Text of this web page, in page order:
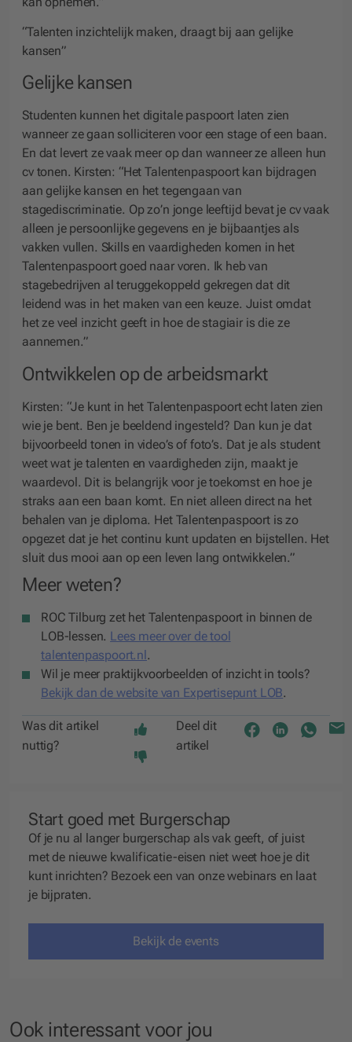
“Talenten inzichtelijk maken, draagt bij aan gelijke
kansen”
Gelijke kansen
Studenten kunnen het digitale paspoort laten zien
wanneer ze gaan solliciteren voor een stage of een baan.
En dat levert ze vaak meer op dan wanneer ze alleen hun
cv tonen. Kirsten: “Het Talentenpaspoort kan bijdragen
aan gelijke kansen en het tegengaan van
stagediscriminatie. Op zo’n jonge leeftijd bevat je cv vaak
alleen je persoonlijke gegevens en je bijbaantjes als
vakken vullen. Skills en vaardigheden komen in het
Talentenpaspoort goed naar voren. Ik heb van
stagebedrijven al teruggekoppeld gekregen dat dit
leidend was in het maken van een keuze. Juist omdat
het ze veel inzicht geeft in hoe de stagiair is die ze
aannemen.”
Ontwikkelen op de arbeidsmarkt
Kirsten: “Je kunt in het Talentenpaspoort echt laten zien
wie je bent. Ben je beeldend ingesteld? Dan kun je dat
bijvoorbeeld tonen in video’s of foto’s. Dat je als student
weet wat je talenten en vaardigheden zijn, maakt je
waardevol. Dit is belangrijk voor je toekomst en hoe je
straks aan een baan komt. En niet alleen direct na het
behalen van je diploma. Het Talentenpaspoort is zo
opgezet dat je het continu kunt updaten en bijstellen. Het
sluit dus mooi aan op een leven lang ontwikkelen.”
Meer weten?
ROC Tilburg zet het Talentenpaspoort in binnen de
LOB-lessen. Lees meer over de tool
talentenpaspoort.nl.
Wil je meer praktijkvoorbeelden of inzicht in tools?
Bekijk dan de website van Expertisepunt LOB.
Was dit artikel
nuttig?
Deel dit
artikel
Start goed met Burgerschap
Of je nu al langer burgerschap als vak geeft, of juist
met de nieuwe kwalificatie-eisen niet weet hoe je dit
kunt inrichten? Bezoek een van onze webinars en laat
je bijpraten.
Bekijk de events
Ook interessant voor jou